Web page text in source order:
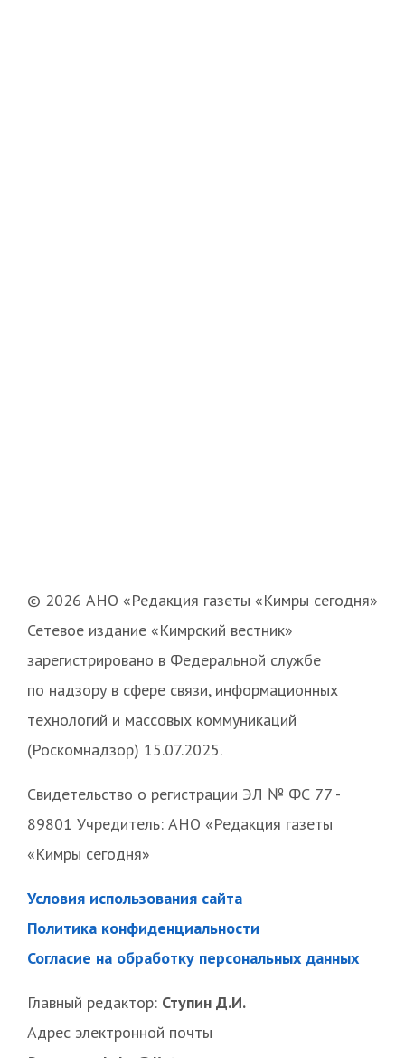
© 2026 АНО «Редакция газеты «Кимры сегодня»
Сетевое издание «Кимрский вестник»
зарегистрировано в Федеральной службе
по надзору в сфере связи, информационных
технологий и массовых коммуникаций
(Роскомнадзор) 15.07.2025.
Свидетельство о регистрации ЭЛ № ФС 77 -
89801 Учредитель: АНО «Редакция газеты
«Кимры сегодня»
Условия использования сайта
Политика конфиденциальности
Согласие на обработку персональных данных
Главный редактор: Ступин Д.И.
Адрес электронной почты